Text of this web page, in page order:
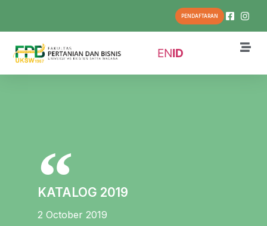
PENDAFTARAN
ENID
KATALOG 2019
2 October 2019